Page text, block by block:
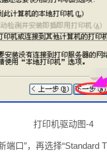
打印机驱动图-4
端口”，再选择“Standard